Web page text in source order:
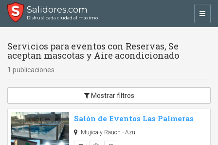
Salidores.com
Disfrutá cada ciudad al máximo
Servicios para eventos con Reservas, Se
aceptan mascotas y Aire acondicionado
1 publicaciones
Mostrar filtros
Salón de Eventos Las Palmeras
Mujica y Rauch - Azul